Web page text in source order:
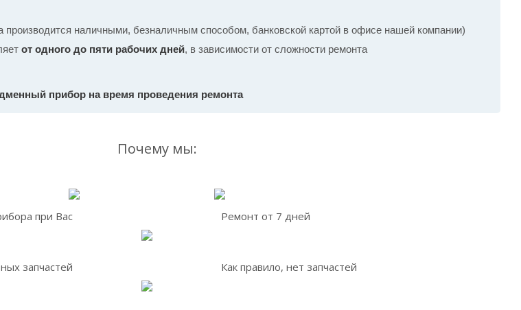
производится наличными, безналичным способом, банковской картой в офисе нашей компании)
от одного до пяти рабочих дней, в зависимости от сложности ремонта
прибор на время проведения ремонта
Почему мы:
при Вас
запчастей
Ремонт от 7 дней
Как правило, нет запчастей